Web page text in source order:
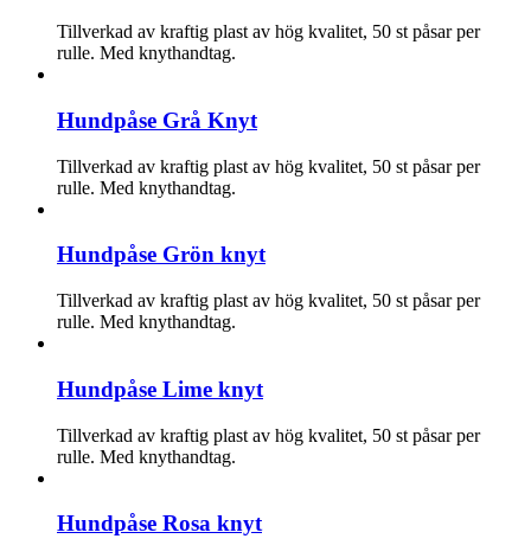
Tillverkad av kraftig plast av hög kvalitet, 50 st påsar per
rulle. Med knythandtag.
Hundpåse Grå Knyt
Tillverkad av kraftig plast av hög kvalitet, 50 st påsar per
rulle. Med knythandtag.
Hundpåse Grön knyt
Tillverkad av kraftig plast av hög kvalitet, 50 st påsar per
rulle. Med knythandtag.
Hundpåse Lime knyt
Tillverkad av kraftig plast av hög kvalitet, 50 st påsar per
rulle. Med knythandtag.
Hundpåse Rosa knyt